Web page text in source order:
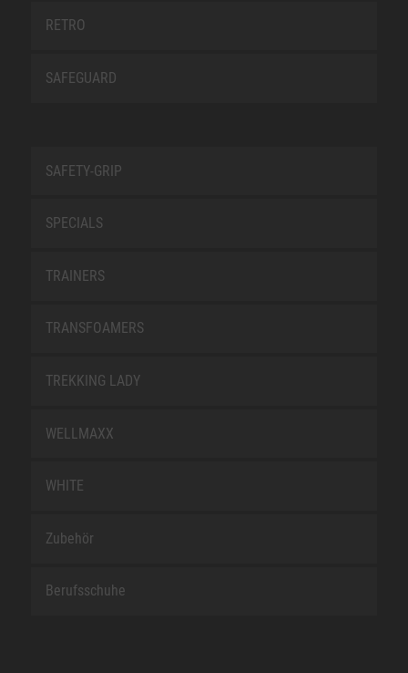
RETRO
SAFEGUARD
SAFETY-GRIP
SPECIALS
TRAINERS
TRANSFOAMERS
TREKKING LADY
WELLMAXX
WHITE
Zubehör
Berufsschuhe